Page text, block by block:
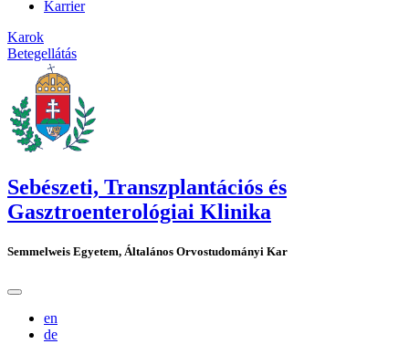
Karrier
Karok
Betegellátás
Sebészeti, Transzplantációs és
Gasztroenterológiai Klinika
Semmelweis Egyetem, Általános Orvostudományi Kar
en
de